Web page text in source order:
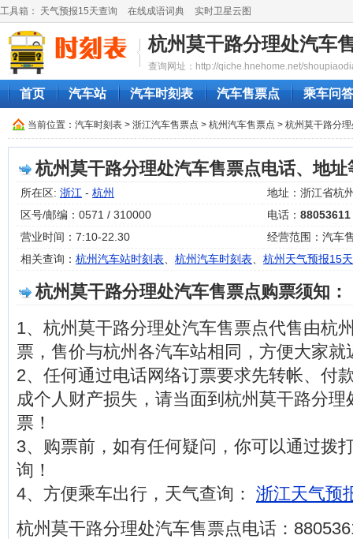
工具箱： 天气预报15天查询 在线成语词典 实时卫星云图
杭州莫干路分理处汽车
查询网址：http://qiche.hnehome.net/
首页 汽车站 汽车时刻表 汽车售票点 乘车问答
当前位置： 汽车时刻表 > 浙江汽车售票点 > 杭州汽车售票点 > 杭州莫干路分
杭州莫干路分理处汽车售票点电话、地址
所在区: 浙江 - 杭州
地址：浙江省杭
区号/邮编：0571 / 310000
电话： 88053611
营业时间：7:10-22.30
经营范围：汽车
相关查询： 杭州汽车站时刻表 杭州汽车时刻表 杭州天气预报15天
杭州莫干路分理处汽车售票点购票须知：
1、杭州莫干路分理处汽车售票点代售由杭
票，售价与杭州各汽车站相同，方便大家就
2、任何通过电话网络订票要求先转帐、付
成个人财产损失，请当面到杭州莫干路分
票！
3、购票前，如有任何疑问，你可以通过拨
询！
4、方便乘车出行，天气查询： 浙江天气预
杭州莫干路分理处汽车售票点电话：